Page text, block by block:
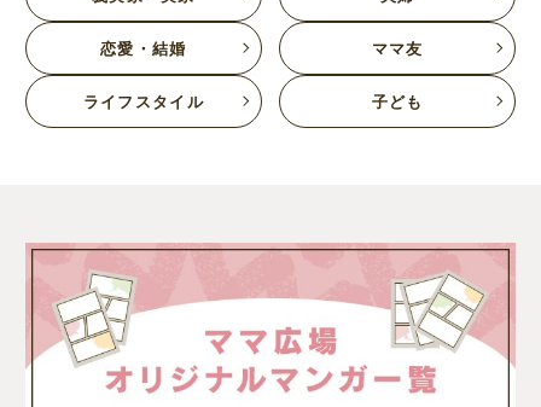
恋愛・結婚 ママ友
ライフスタイル 子ども